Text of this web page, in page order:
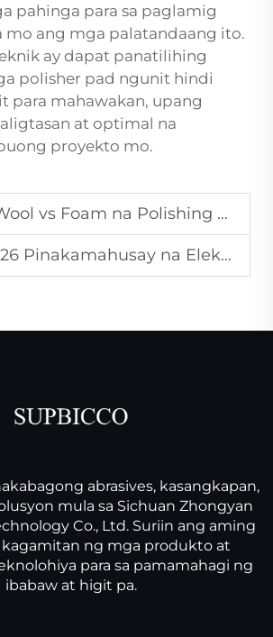
pahinga para sa paglamig
mo ang mga palatandaang ito.
ay dapat panatilihing
polisher pad ngunit hindi
para mahawakan, upang
at optimal na
proyekto mo.
vs Foam na Polishing Pad: Alin ang Dapat Piliin?
na Elektrikong Kasangkapan para sa mga DIY na Proyekto sa Bahay
abrasives, kasangkapan,
mula sa Sichuan Zhongyan
Co., Ltd. Suriin ang aming
kagamitan ng mga produkto at
para sa pamamahagi ng
ibabaw at higit pa.